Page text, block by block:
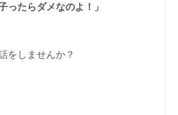
ったらダメなのよ！」
をしませんか？